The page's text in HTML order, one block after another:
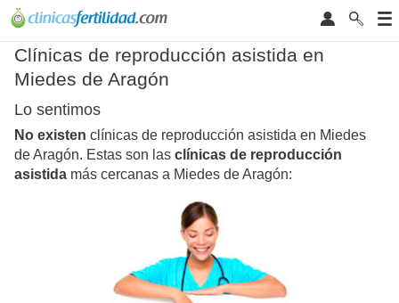
Clínicas de reproducción asistida en
Miedes de Aragón
Lo sentimos
No existen clínicas de reproducción asistida en Miedes
de Aragón. Estas son las clínicas de reproducción
asistida más cercanas a Miedes de Aragón: